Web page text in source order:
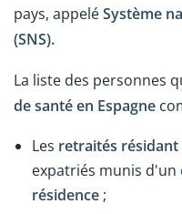
pays, appeléSystème
(SNS).
La liste des personnes
de santé en Espagne
Les retraités résidant
expatriés munis d'un
résidence ;